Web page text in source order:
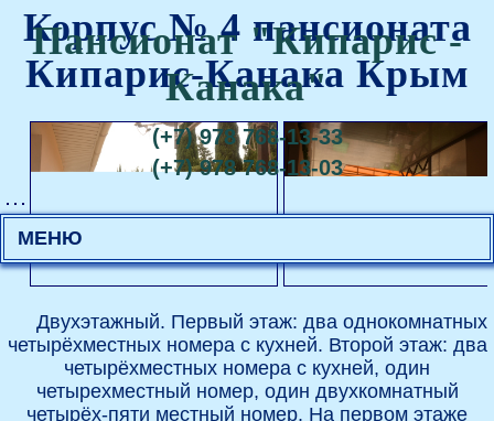
Пансионат "Кипарис -
Канака"
(+7) 978 768-13-33
(+7) 978 768-13-03
МЕНЮ
Корпус № 4 пансионата
Кипарис-Канака Крым
Двухэтажный. Первый этаж: два однокомнатных
четырёхместных номера с кухней. Второй этаж: два
четырёхместных номера с кухней, один
четырехместный номер, один двухкомнатный
четырёх-пяти местный номер. На первом этаже